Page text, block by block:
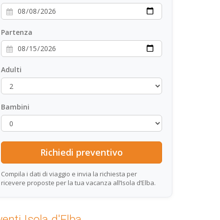
Partenza
Adulti
Bambini
Compila i dati di viaggio e invia la richiesta per
ricevere proposte per la tua vacanza all’Isola d’Elba.